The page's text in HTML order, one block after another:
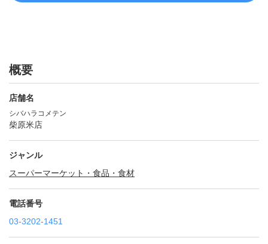
概要
店舗名
シバハラコメテン
柴原米店
ジャンル
スーパーマーケット・食品・食材
電話番号
03-3202-1451